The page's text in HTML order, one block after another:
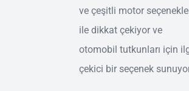
ve çeşitli motor
ile dikkat çekiyor ve
otomobil tutkunları için
çekici bir seçenek